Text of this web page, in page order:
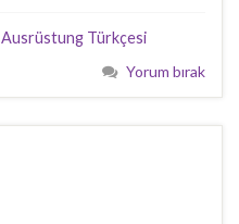
Ausrüstung Türkçesi
Yorum bırak